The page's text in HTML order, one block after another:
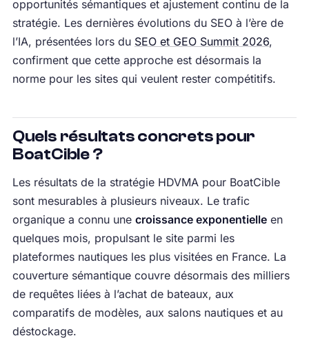
opportunités sémantiques et ajustement continu de la
stratégie. Les dernières évolutions du SEO à l’ère de
l’IA, présentées lors du SEO et GEO Summit 2026,
confirment que cette approche est désormais la
norme pour les sites qui veulent rester compétitifs.
Quels résultats concrets pour
BoatCible ?
Les résultats de la stratégie HDVMA pour BoatCible
sont mesurables à plusieurs niveaux. Le trafic
organique a connu une croissance exponentielleen
quelques mois, propulsant le site parmi les
plateformes nautiques les plus visitées en France. La
couverture sémantique couvre désormais des milliers
de requêtes liées à l’achat de bateaux, aux
comparatifs de modèles, aux salons nautiques et au
déstockage.